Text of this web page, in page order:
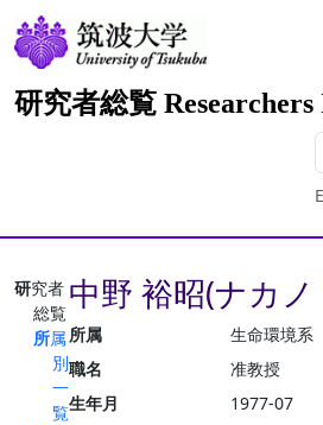
研究者総覧
研究者
総覧
所属
別
一
覧
中野 裕昭(ナカ
所属
生命環境系
職名
准教授
生年月
1977-07